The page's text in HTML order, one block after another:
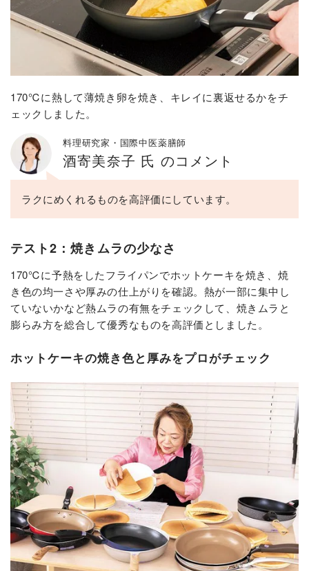
170℃に熱して薄焼き卵を焼き、キレイに裏返せるかをチ
ェックしました。
料理研究家・国際中医薬膳師
酒寄美奈子 氏 のコメント
ラクにめくれるものを高評価にしています。
テスト2：焼きムラの少なさ
170℃に予熱をしたフライパンでホットケーキを焼き、焼
き色の均一さや厚みの仕上がりを確認。熱が一部に集中し
ていないかなど熱ムラの有無をチェックして、焼きムラと
膨らみ方を総合して優秀なものを高評価としました。
ホットケーキの焼き色と厚みをプロがチェック